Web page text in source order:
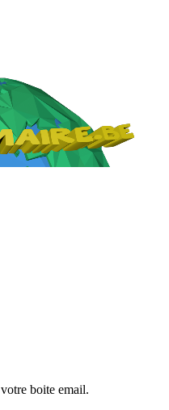
boite email.